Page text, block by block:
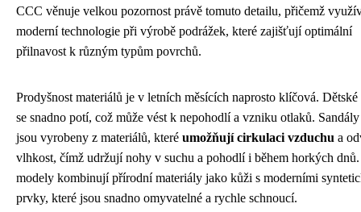
CCC věnuje velkou pozornost právě tomuto detailu, přičemž
moderní technologie při výrobě podrážek, které zajišťují optimální
přilnavost k různým typům povrchů.
Prodyšnost materiálů je v letních měsících naprosto klíčová.
se snadno potí, což může vést k nepohodlí a vzniku otlaků.
jsou vyrobeny z materiálů, které umožňují cirkulaci vzduchu a
vlhkost, čímž udržují nohy v suchu a pohodlí i během horkých
modely kombinují přírodní materiály jako kůži s moderními
prvky, které jsou snadno omyvatelné a rychle schnoucí.